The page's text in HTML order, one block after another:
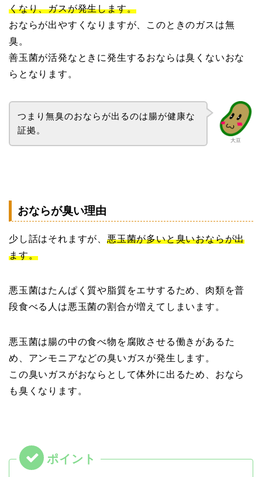
くなり、ガスが発生します。
おならが出やすくなりますが、このときのガスは無
臭。
善玉菌が活発なときに発生するおならは臭くないおな
らとなります。
大豆
つまり無臭のおならが出るのは腸が健康な
証拠。
おならが臭い理由
少し話はそれますが、 悪玉菌が多いと臭いおならが出
ます。
悪玉菌はたんぱく質や脂質をエサするため、肉類を普
段食べる人は悪玉菌の割合が増えてしまいます。
悪玉菌は腸の中の食べ物を腐敗させる働きがあるた
め、アンモニアなどの臭いガスが発生します。
この臭いガスがおならとして体外に出るため、おなら
も臭くなります。